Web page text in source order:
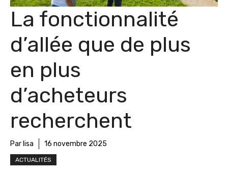
La fonctionnalité
d’allée que de plus
en plus
d’acheteurs
recherchent
Par lisa 16 novembre 2025
ACTUALITÉS